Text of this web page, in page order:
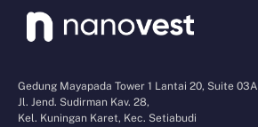
Gedung Mayapada Tower 1 Lantai 20, Suite 03A
Jl. Jend. Sudirman Kav. 28,
Kel. Kuningan Karet, Kec. Setiabudi